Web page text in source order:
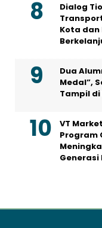
Dialog
Kota dan
Dua
Medal”,
Tampil di
VT
Program
Generasi